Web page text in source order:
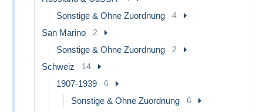
Sonstige & Ohne Zuordnung 4
San Marino 2
Sonstige & Ohne Zuordnung 2
Schweiz 14
1907-1939 6
Sonstige & Ohne Zuordnung 6